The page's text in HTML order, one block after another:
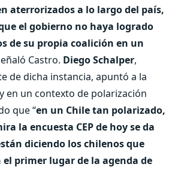
aterrorizados a lo largo del país,
el gobierno no haya logrado
de su propia coalición en un
Castro. Diego Schalper,
de dicha instancia, apuntó a la
en un contexto de polarización
que “en un Chile tan polarizado,
la encuesta CEP de hoy se da
diciendo los chilenos que
primer lugar de la agenda de